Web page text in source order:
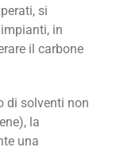
si
in
il carbone
di solventi non
la
una